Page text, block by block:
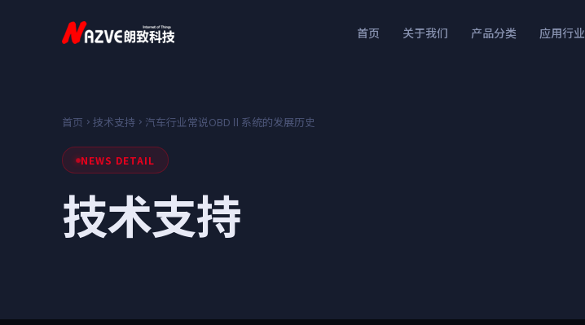
首页 关于我们 产品分类 应用行业
首页 技术支持 汽车行业常说OBDⅡ系统的发展历史
NEWS DETAIL
技术支持